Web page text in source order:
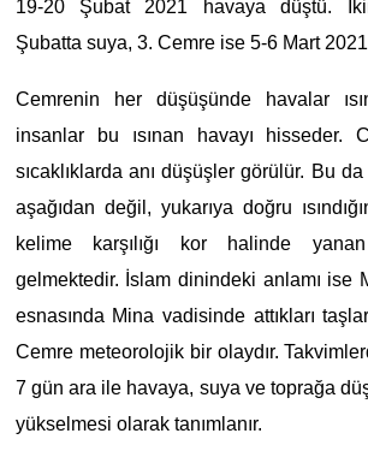
19-20 Şubat 2021 havaya düştü.
Şubatta suya, 3. Cemre ise 5-6 Mart
Cemrenin her düşüşünde havalar
insanlar bu ısınan havayı hisseder.
sıcaklıklarda anı düşüşler görülür. Bu
aşağıdan değil, yukarıya doğru
kelime karşılığı kor halinde
gelmektedir. İslam dinindeki anlamı ise
esnasında Mina vadisinde attıkları
Cemre meteorolojik bir olaydır.
7 gün ara ile havaya, suya ve toprağa
yükselmesi olarak tanımlanır.